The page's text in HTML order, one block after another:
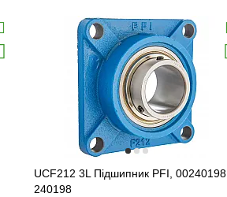
UCF212 3L Підшипник PFI, 00240198,
240198